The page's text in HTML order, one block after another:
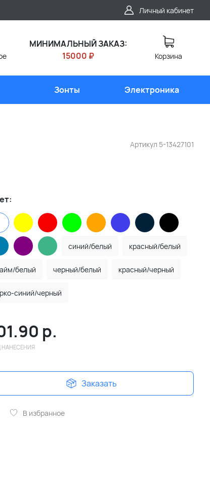
Личный кабинет
МИНИМАЛЬНЫЙ ЗАКАЗ:
15000 ₽
Корзина
Зонты Электроника
Артикул 5-13427101
синий/белый красный/белый
белый черный/белый красный/черный
синий/черный
р.
НАНЕСЕНИЯ
Заказать
В избранное